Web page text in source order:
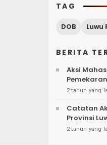
TAG
DOB Luwu
BERITA
Aksi
2 tahun yang
Catatan
Provinsi
2 tahun yang